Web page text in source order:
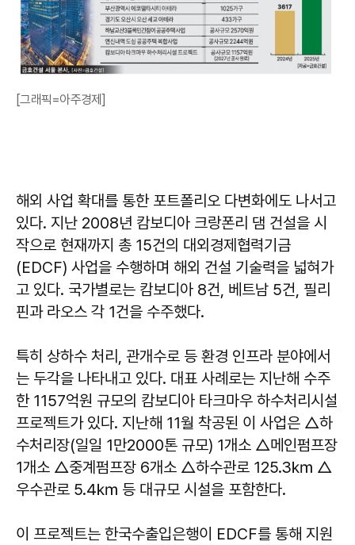
[그래픽=아주경제]
해외 사업 확대를 통한 포트폴리오 다변화에도 나서고
있다. 지난 2008년 캄보디아 크랑폰리 댐 건설을 시
작으로 현재까지 총 15건의 대외경제협력기금
(EDCF) 사업을 수행하며 해외 건설 기술력을 넓혀가
고 있다. 국가별로는 캄보디아 8건, 베트남 5건, 필리
핀과 라오스 각 1건을 수주했다.
특히 상하수 처리, 관개수로 등 환경 인프라 분야에서
는 두각을 나타내고 있다. 대표 사례로는 지난해 수주
한 1157억원 규모의 캄보디아 타크마우 하수처리시설
프로젝트가 있다. 지난해 11월 착공된 이 사업은 △하
수처리장(일일 1만2000톤 규모) 1개소 △메인펌프장
1개소 △중계펌프장 6개소 △하수관로 125.3㎞ △
우수관로 5.4㎞ 등 대규모 시설을 포함한다.
이 프로젝트는 한국수출입은행이 EDCF를 통해 지원